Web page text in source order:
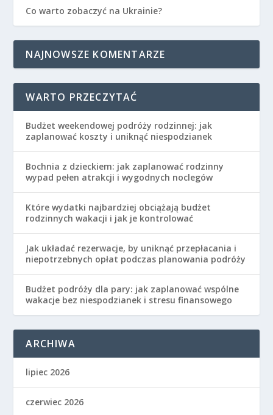
Co warto zobaczyć na Ukrainie?
NAJNOWSZE KOMENTARZE
WARTO PRZECZYTAĆ
Budżet weekendowej podróży rodzinnej: jak
zaplanować koszty i uniknąć niespodzianek
Bochnia z dzieckiem: jak zaplanować rodzinny
wypad pełen atrakcji i wygodnych noclegów
Które wydatki najbardziej obciążają budżet
rodzinnych wakacji i jak je kontrolować
Jak układać rezerwacje, by uniknąć przepłacania i
niepotrzebnych opłat podczas planowania podróży
Budżet podróży dla pary: jak zaplanować wspólne
wakacje bez niespodzianek i stresu finansowego
ARCHIWA
lipiec 2026
czerwiec 2026